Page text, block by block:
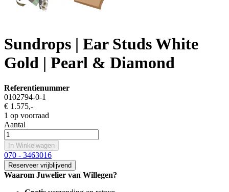
Sundrops | Ear Studs White
Gold | Pearl & Diamond
Referentienummer
0102794-0-1
€ 1.575,-
1 op voorraad
Aantal
In Winkelwagen
070 - 3463016
Reserveer vrijblijvend
Waarom Juwelier van Willegen?